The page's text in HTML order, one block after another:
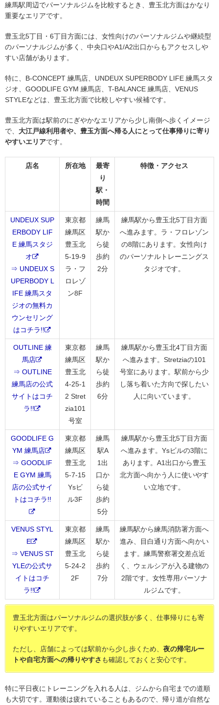
練馬駅周辺でパーソナルジムを比較するとき、豊玉北方面はかなり
重要なエリアです。
豊玉北5丁目・6丁目方面には、女性向けのパーソナルジムや継続型
のパーソナルジムが多く、中央口やA1/A2出口からもアクセスしや
すい店舗があります。
特に、B-CONCEPT 練馬店、UNDEUX SUPERBODY LIFE 練馬スタ
ジオ、GOODLIFE GYM 練馬店、T-BALANCE 練馬店、VENUS
STYLEなどは、豊玉北方面で比較しやすい候補です。
豊玉北方面は駅前のにぎやかなエリアから少し南側へ歩くイメージ
で、 大江戸線利用者や、豊玉方面へ帰る人にとって仕事帰りに寄り
やすいエリアです。
店名 所在地
最寄
り
駅・
時間
特徴・アクセス
UNDEUX SUP
ERBODY LIF
E 練馬スタジ
オ
⇒ UNDEUX S
UPERBODY L
IFE 練馬スタ
ジオの無料カ
ウンセリング
はコチラ!!
東京都
練馬区
豊玉北
5-19-9
ラ・フ
ロレゾ
ン8F
練馬
駅か
ら徒
歩約
2分
練馬駅から豊玉北5丁目方面
へ進みます。ラ・フロレゾン
の8階にあります。女性向け
のパーソナルトレーニングス
タジオです。
OUTLINE 練
馬店
⇒ OUTLINE
練馬店の公式
サイトはコチ
ラ!!
東京都
練馬区
豊玉北
4-25-1
2 Stret
zia101
号室
練馬
駅か
ら徒
歩約
6分
練馬駅から豊玉北4丁目方面
へ進みます。Stretziaの101
号室にあります。駅前から少
し落ち着いた方向で探したい
人に向いています。
GOODLIFE G
YM 練馬店
⇒ GOODLIF
E GYM 練馬
店の公式サイ
トはコチラ!!
東京都
練馬区
豊玉北
5-7-15
Ysビ
ル3F
練馬
駅A
1出
口か
ら徒
歩約
5分
練馬駅から豊玉北5丁目方面
へ進みます。Ysビルの3階に
あります。A1出口から豊玉
北方面へ向かう人に使いやす
い立地です。
VENUS STYL
E
⇒ VENUS ST
YLEの公式サ
イトはコチ
ラ!!
東京都
練馬区
豊玉北
5-24-2
2F
練馬
駅か
ら徒
歩約
7分
練馬駅から練馬消防署方面へ
進み、目白通り方面へ向かい
ます。練馬警察署交差点近
く、ウェルシアが入る建物の
2階です。女性専用パーソナ
ルジムです。
豊玉北方面はパーソナルジムの選択肢が多く、仕事帰りにも寄
りやすいエリアです。
ただし、店舗によっては駅前から少し歩くため、 夜の帰宅ルー
トや自宅方面への帰りやすさ も確認しておくと安心です。
特に平日夜にトレーニングを入れる人は、ジムから自宅までの道順
も大切です。運動後は疲れていることもあるので、帰り道が自然な